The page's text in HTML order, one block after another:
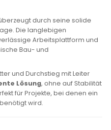
durch seine solide
Die langlebigen
Arbeitsplattform und
Bau- und
und Durchstieg mit Leiter
Lösung, ohne auf Stabilität
für Projekte, bei denen ein
wird.